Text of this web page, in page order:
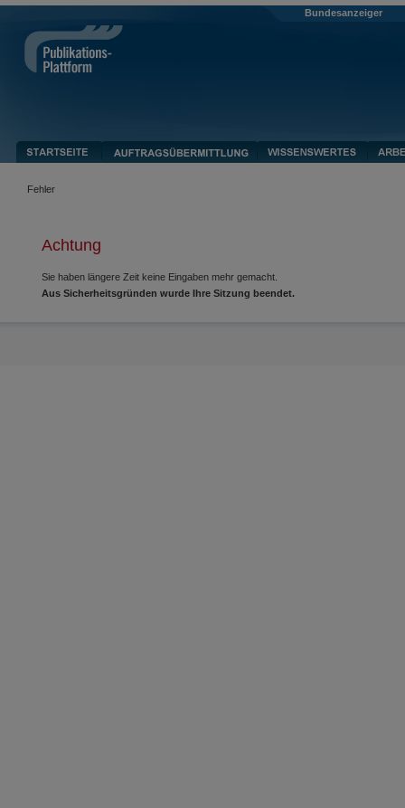
Bundesanzeiger
Fehler
Achtung
Sie haben längere Zeit keine Eingaben mehr gemacht.
Aus Sicherheitsgründen wurde Ihre Sitzung beendet.